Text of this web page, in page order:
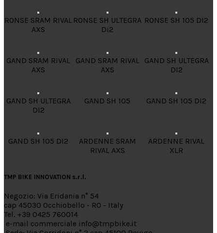
RONSE SRAM RIVAL
AXS
RONSE SH ULTEGRA
Di2
RONSE SH 105 DI2
GAND SRAM RIVAL
AXS
GAND SRAM RIVAL
AXS
GAND SH ULTEGRA
DI2
GAND SH ULTEGRA
DI2
GAND SH 105 GAND SH 105 DI2
GAND SH 105 DI2
ARDENNE SRAM
RIVAL AXS
ARDENNE RIVAL
XLR
TMP BIKE INNOVATION s.r.l.
Negozio: Via Eridania n° 54
cap 45030 Occhiobello - RO - Italy
Tel. +39 0425 760014
e-mail commerciale info@tmpbike.it